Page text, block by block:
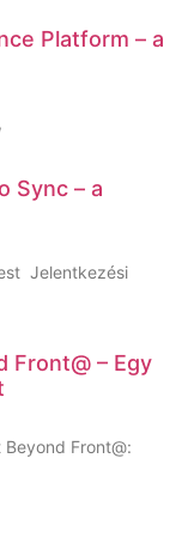
Platform – a
Sync – a
Jelentkezési
Front@ – Egy
Front@: